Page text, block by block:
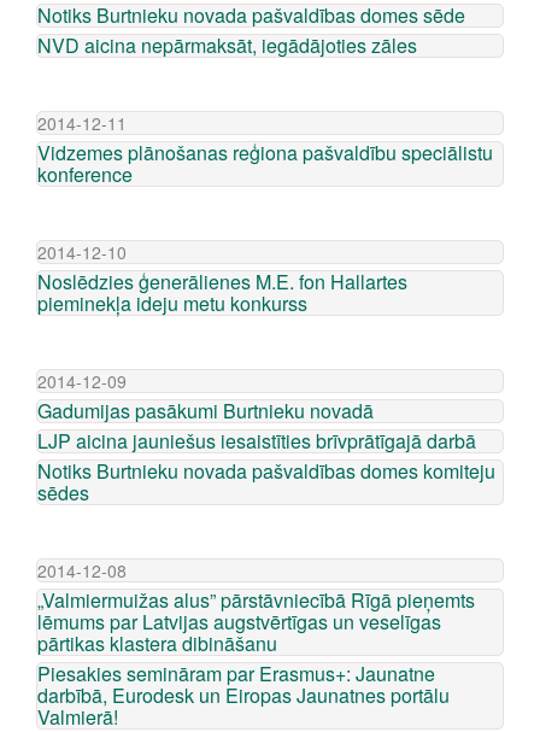
Notiks Burtnieku novada pašvaldības domes sēde
NVD aicina nepārmaksāt, iegādājoties zāles
2014-12-11
Vidzemes plānošanas reģiona pašvaldību speciālistu
konference
2014-12-10
Noslēdzies ģenerālienes M.E. fon Hallartes
pieminekļa ideju metu konkurss
2014-12-09
Gadumijas pasākumi Burtnieku novadā
LJP aicina jauniešus iesaistīties brīvprātīgajā darbā
Notiks Burtnieku novada pašvaldības domes komiteju
sēdes
2014-12-08
„Valmiermuižas alus” pārstāvniecībā Rīgā pieņemts
lēmums par Latvijas augstvērtīgas un veselīgas
pārtikas klastera dibināšanu
Piesakies semināram par Erasmus+: Jaunatne
darbībā, Eurodesk un Eiropas Jaunatnes portālu
Valmierā!